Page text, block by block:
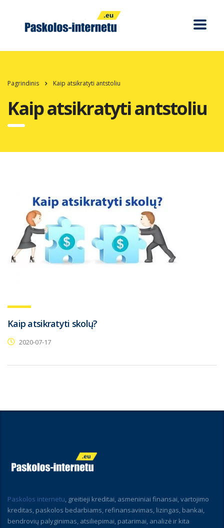
Pagrindinis Kaip atsikratyti antstoliu
Kaip atsikratyti antstoliu
Kaip atsikratyti skolų?
2020-07-17
Paskolos internetu, greitieji kreditai, asmeniniai finansai, vartojimo
kreditas, paskolos bedarbiams, refinansavimas, lizingas, bankai,
bendrovių palyginimas, atsiliepimai, patarimai, analizė ir kita